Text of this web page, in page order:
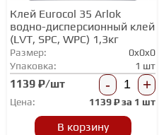
КОВРОВАЯ
Клей Eurocol 35 Arlok
водно-дисперсионный клей
(LVT, SPC, WPC) 1,3кг
Размер:
0x0x0
Упаковка:
1 шт
1139 ₽/шт - +
Цена: 1139₽ за 1 шт
В корзину